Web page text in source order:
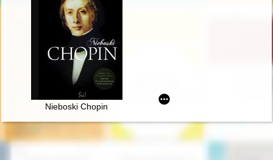
Nieboski Chopin